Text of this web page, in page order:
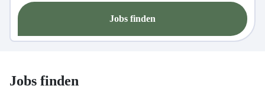
Jobs finden
Jobs finden